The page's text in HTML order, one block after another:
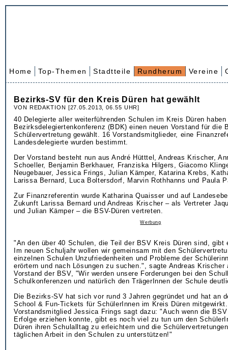
Home Top-Themen Stadtteile Rundherum Vereine
Bezirks-SV für den Kreis Düren hat gewählt
VON REDAKTION [27.05.2013, 06.55 UHR]
40 Delegierte aller weiterführenden Schulen im Kreis Düren
Bezirksdelegiertenkonferenz (BDK) einen neuen Vorstand für die
Schülervertretung gewählt. 16 Vorstandsmitglieder, eine
Landesdelegierte wurden bestimmt.
Der Vorstand besteht nun aus André Hütttel, Andreas Krischer,
Schoeller, Benjamin Berkhauer, Franziska Hilgers, Giacomo
Neugebauer, Jessica Frings, Julian Kämper, Katarina Krebs,
Larissa Bernard, Luca Boltersdorf, Marvin Rothhanns und Paula
Zur Finanzreferentin wurde Katharina Quaisser und auf
Zukunft Larissa Bernard und Andreas Krischer – als Vertreter
und Julian Kämper – die BSV-Düren vertreten.
Werbung
"An den über 40 Schulen, die Teil der BSV Kreis Düren sind, gibt
Im neuen Schuljahr wollen wir gemeinsam mit den
einzelnen Schulen Unzufriedenheiten und Probleme der
erörtern und nach Lösungen zu suchen.", sagte Andreas Krischer
Vorstand der BSV, "Wir werden unsere Forderungen bei den
Schulkonferenzen und natürlich den TrägerInnen der Schule
Die Bezirks-SV hat sich vor rund 3 Jahren gegründet und hat an
School & Fun-Tickets für SchülerInnen im Kreis Düren
Vorstandsmitglied Jessica Frings sagt dazu: "Auch wenn die
Erfolge erziehen konnte, gibt es noch viel zu tun um den
Düren ihren Schulalltag zu erleichtern und die
täglichen Arbeit in den Schulen zu unterstützen!"